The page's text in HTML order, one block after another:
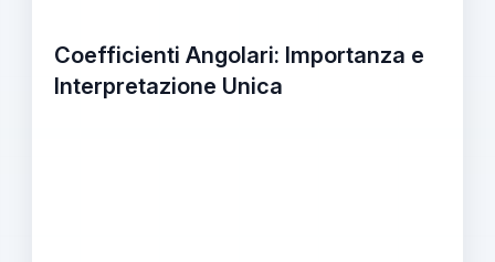
Coefficienti Angolari: Importanza e
Interpretazione Unica